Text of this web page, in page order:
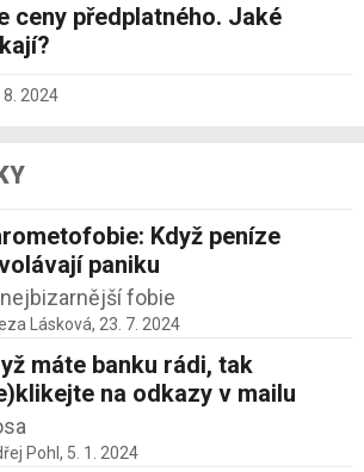
ceny předplatného. Jaké
8. 2024
Když peníze
paniku
fobie
Lásková, 23. 7. 2024
máte banku rádi, tak
na odkazy v mailu
Pohl, 5. 1. 2024